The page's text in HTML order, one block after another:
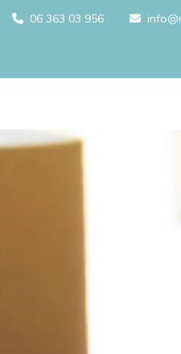
 06 363 03 956 